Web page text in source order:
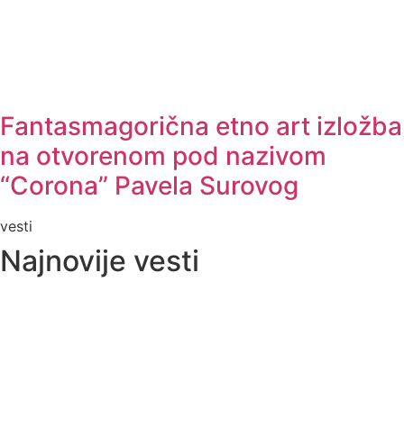
Fantasmagorična etno art izložba
na otvorenom pod nazivom
“Corona” Pavela Surovog
vesti
Najnovije vesti